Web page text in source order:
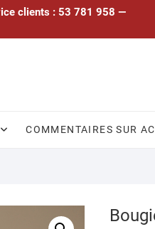
clients : 53 781 958 —
COMMENTAIRES SUR